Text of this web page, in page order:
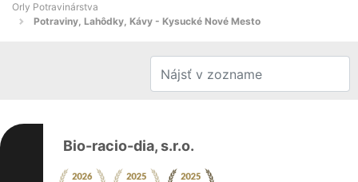
Orly Potravinárstva
Potraviny, Lahôdky, Kávy - Kysucké Nové Mesto
Bio-racio-dia, s.r.o.